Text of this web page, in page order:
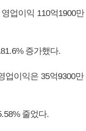
업이익 110억1900만
증가했다.
업이익은 35억9300만
줄었다.